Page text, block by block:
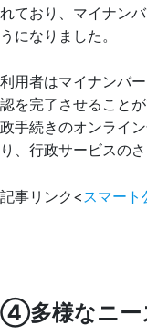
れており、マイナン
うになりました。
利用者はマイナンバ
認を完了させること
政手続きのオンライ
り、行政サービスの
記事リンク< スマー
④多様なニー